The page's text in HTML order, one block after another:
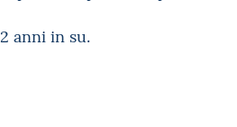
anni in su.